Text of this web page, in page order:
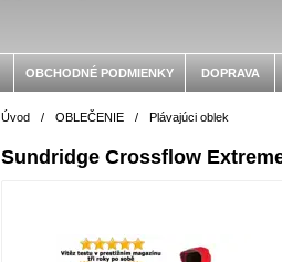
OBCHODNÉ PODMIENKY DOPRAVA
Úvod / OBLEČENIE / Plávajúci oblek
Sundridge Crossflow